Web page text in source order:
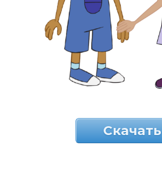
Скачать